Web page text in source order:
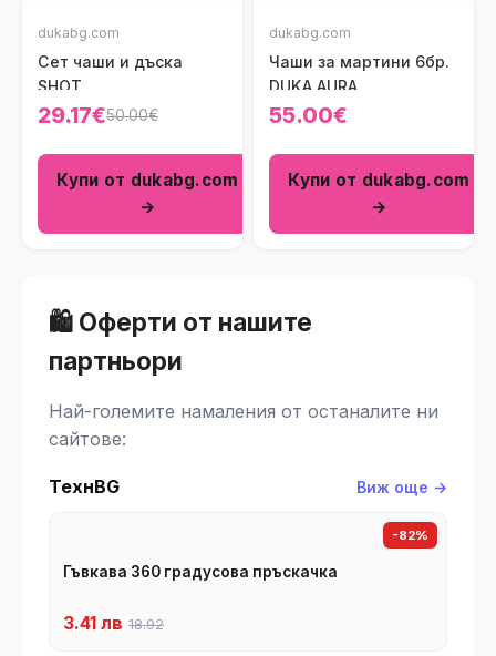
dukabg.com
Сет чаши и дъска
SHOT
29.17€50.00€
Купи от dukabg.com
→
dukabg.com
Чаши за мартини 6бр.
DUKA AURA
55.00€
Купи от dukabg.com
→
🛍️ Оферти от нашите
партньори
Най-големите намаления от останалите ни
сайтове:
ТехнBG Виж още →
-82%
Гъвкава 360 градусова пръскачка
3.41 лв 18.92